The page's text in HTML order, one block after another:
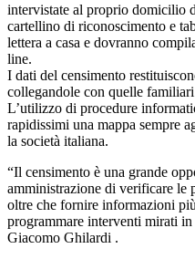
intervistate al proprio domicilio
cartellino di riconoscimento e
lettera a casa e dovranno
line.
I dati del censimento
collegandole con quelle
L’utilizzo di procedure
rapidissimi una mappa sempre
la società italiana.
“Il censimento è una grande
amministrazione di verificare le
oltre che fornire informazioni
programmare interventi mirati
Giacomo Ghilardi .